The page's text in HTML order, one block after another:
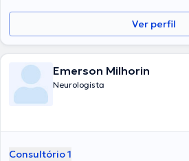
Ver perfil
Emerson Milhorin
Neurologista
Consultório 1